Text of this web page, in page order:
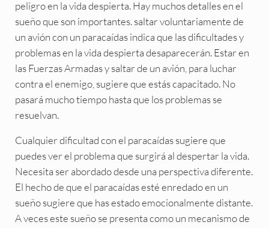
peligro en la vida despierta. Hay muchos detalles en el
sueño que son importantes. saltar voluntariamente de
un avión con un paracaídas indica que las dificultades y
problemas en la vida despierta desaparecerán. Estar en
las Fuerzas Armadas y saltar de un avión, para luchar
contra el enemigo, sugiere que estás capacitado. No
pasará mucho tiempo hasta que los problemas se
resuelvan.
Cualquier dificultad con el paracaídas sugiere que
puedes ver el problema que surgirá al despertar la vida.
Necesita ser abordado desde una perspectiva diferente.
El hecho de que el paracaídas esté enredado en un
sueño sugiere que has estado emocionalmente distante.
A veces este sueño se presenta como un mecanismo de